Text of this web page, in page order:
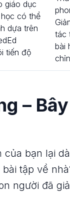
giáo dục
có thể
dựa trên
tiến độ
tác
bài
–
của bạn lại
tập về
người đã